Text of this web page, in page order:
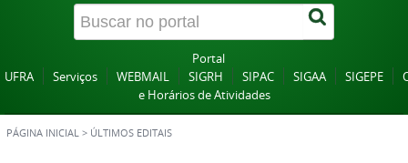
Portal
UFRA
Serviços WEBMAIL SIGRH SIPAC SIGAA SIGEPE
e Horários de Atividades
PÁGINA INICIAL > ÚLTIMOS EDITAIS